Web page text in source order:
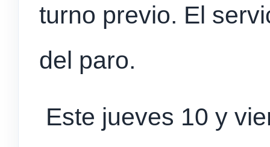
turno previo. El
del paro.
Este jueves 10 y